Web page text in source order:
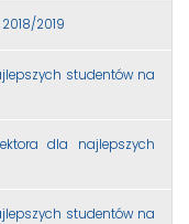
2019
studentów na
dla najlepszych
studentów na